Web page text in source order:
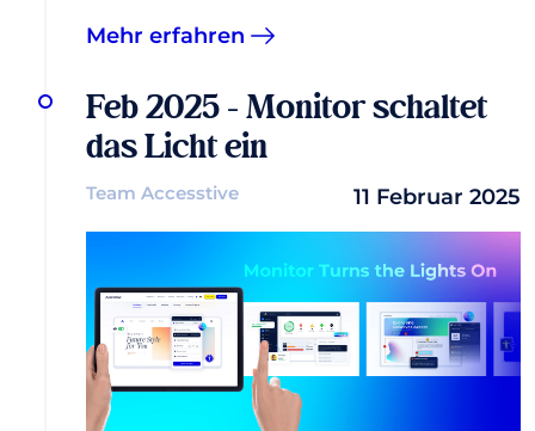
Mehr erfahren
Feb 2025 - Monitor schaltet
das Licht ein
Team Accesstive 11 Februar 2025